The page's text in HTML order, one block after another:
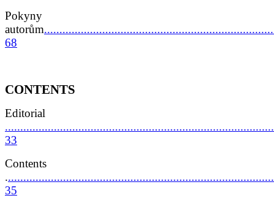
Pokyny
autorům
68
CONTENTS
Editorial
33
Contents
.
35